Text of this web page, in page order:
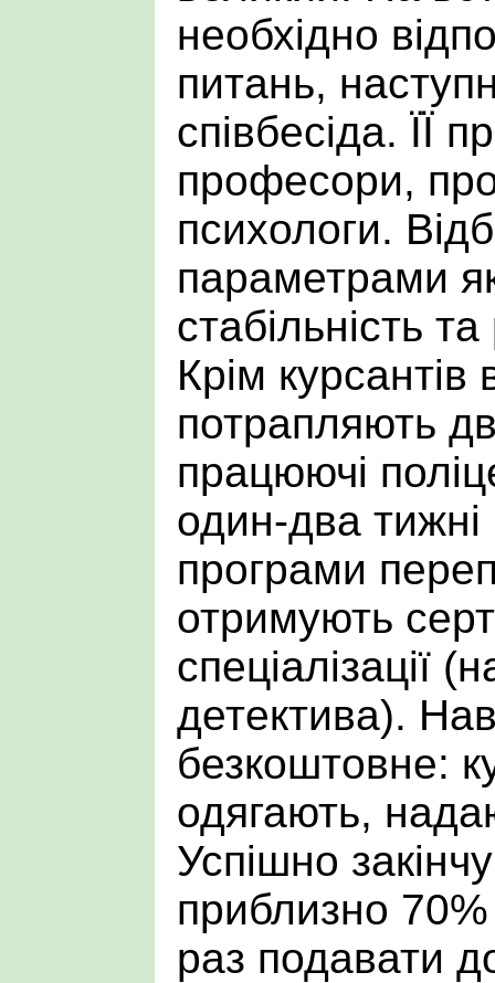
необхідно
питань,
співбесіда. ЇЇ
професори,
психологи.
параметрами
стабільність
Крім
потрапляють
працюючі
один-два тижні
програми
отримують
спеціалізації
детектива).
безкоштовне:
одягають,
Успішно
приблизно 70%
раз подавати